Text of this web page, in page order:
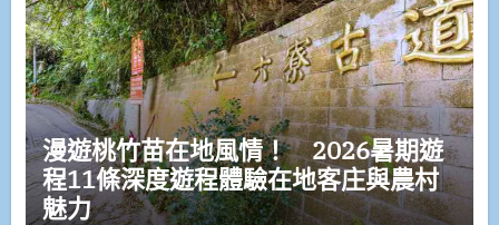
漫遊桃竹苗在地風情！ 2026暑期遊
程11條深度遊程體驗在地客庄與農村
魅力